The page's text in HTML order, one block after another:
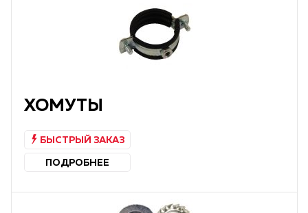
ХОМУТЫ
БЫСТРЫЙ ЗАКАЗ
ПОДРОБНЕЕ